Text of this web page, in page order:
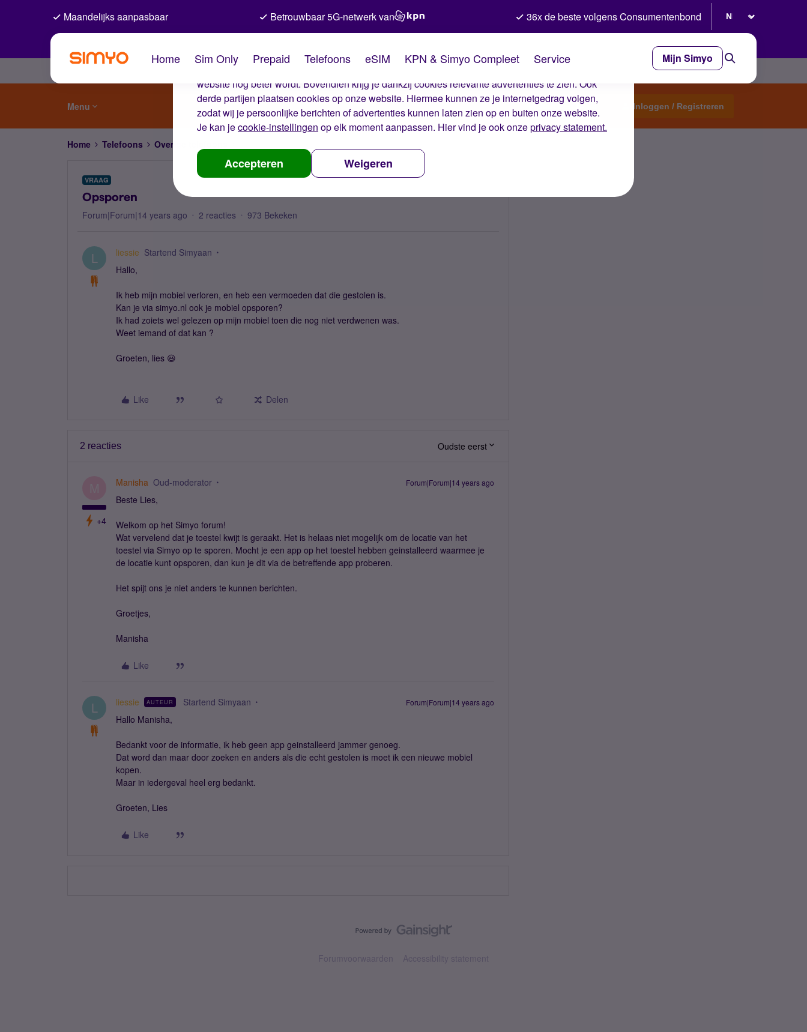
De cookies van Simyo
Wij gebruiken cookies op onze website. Met deze cookies zorgen wij ervoor dat je ervaring op de
website nog beter wordt. Bovendien krijg je dankzij cookies relevante advertenties te zien. Ook
derde partijen plaatsen cookies op onze website. Hiermee kunnen ze je internetgedrag volgen,
zodat wij je persoonlijke berichten of advertenties kunnen laten zien op en buiten onze website.
Je kan jecookie-instellingen op elk moment aanpassen. Hier vind je ook onzeprivacy statement.
Accepteren Weigeren
Maandelijks aanpasbaar Betrouwbaar 5G-netwerk van 36x de beste volgens Consumentenbond
Home Sim Only Prepaid Telefoons eSIM KPN & Simyo Compleet Service Mijn Simyo
Menu Start een topic Inloggen / Registreren
Home Telefoons Overige telefoons
VRAAG
Opsporen
Forum|Forum|14 years ago 2 reacties 973 Bekeken
L liessie Startend Simyaan
Hallo,
Ik heb mijn mobiel verloren, en heb een vermoeden dat die gestolen is.
Kan je via simyo.nl ook je mobiel opsporen?
Ik had zoiets wel gelezen op mijn mobiel toen die nog niet verdwenen was.
Weet iemand of dat kan ?
Groeten, lies 😃
Like Delen
2 reacties Oudste eerst
+4
Manisha Oud-moderator Forum|Forum|14 years ago
Beste Lies,
Welkom op het Simyo forum!
Wat vervelend dat je toestel kwijt is geraakt. Het is helaas niet mogelijk om de locatie van het
toestel via Simyo op te sporen. Mocht je een app op het toestel hebben geinstalleerd waarmee je
de locatie kunt opsporen, dan kun je dit via de betreffende app proberen.
Het spijt ons je niet anders te kunnen berichten.
Groetjes,
Manisha
Like
L liessie AUTEUR Startend Simyaan Forum|Forum|14 years ago
Hallo Manisha,
Bedankt voor de informatie, ik heb geen app geinstalleerd jammer genoeg.
Dat word dan maar door zoeken en anders als die echt gestolen is moet ik een nieuwe mobiel
kopen.
Maar in iedergeval heel erg bedankt.
Groeten, Lies
Like
Forumvoorwaarden Accessibility statement